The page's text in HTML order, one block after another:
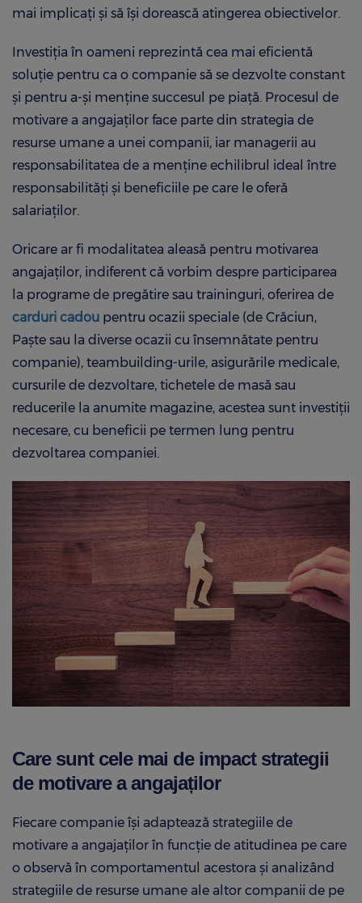
mai implicați și să își dorească atingerea obiectivelor.
Investiția în oameni reprezintă cea mai eficientă
soluție pentru ca o companie să se dezvolte constant
și pentru a-și menține succesul pe piață. Procesul de
motivare a angajaților face parte din strategia de
resurse umane a unei companii, iar managerii au
responsabilitatea de a menține echilibrul ideal între
responsabilități și beneficiile pe care le oferă
salariaților.
Oricare ar fi modalitatea aleasă pentru motivarea
angajaților, indiferent că vorbim despre participarea
la programe de pregătire sau traininguri, oferirea de
carduri cadou pentru ocazii speciale (de Crăciun,
Paște sau la diverse ocazii cu însemnătate pentru
companie), teambuilding-urile, asigurările medicale,
cursurile de dezvoltare, tichetele de masă sau
reducerile la anumite magazine, acestea sunt investiții
necesare, cu beneficii pe termen lung pentru
dezvoltarea companiei.
Care sunt cele mai de impact strategii
de motivare a angajaților
Fiecare companie își adaptează strategiile de
motivare a angajaților în funcție de atitudinea pe care
o observă în comportamentul acestora și analizând
strategiile de resurse umane ale altor companii de pe